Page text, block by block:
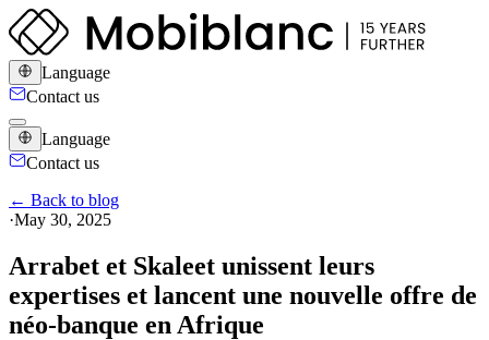
Language
Contact us
Language
Contact us
← Back to blog
·May 30, 2025
Arrabet et Skaleet unissent leurs
expertises et lancent une nouvelle offre de
néo-banque en Afrique